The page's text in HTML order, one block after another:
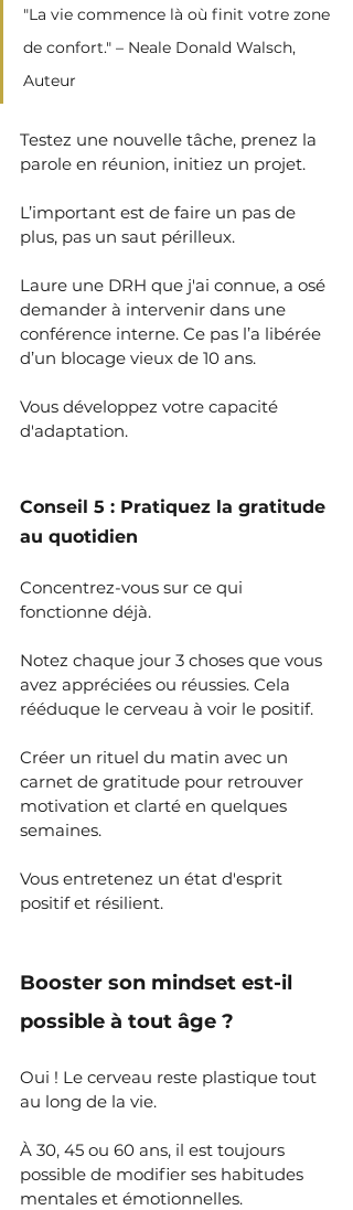
"La vie commence là où finit votre zone
de confort." – Neale Donald Walsch,
Auteur
Testez une nouvelle tâche, prenez la
parole en réunion, initiez un projet.
L’important est de faire un pas de
plus, pas un saut périlleux.
Laure une DRH que j'ai connue, a osé
demander à intervenir dans une
conférence interne. Ce pas l’a libérée
d’un blocage vieux de 10 ans.
Vous développez votre capacité
d'adaptation.
Conseil 5 : Pratiquez la gratitude
au quotidien
Concentrez-vous sur ce qui
fonctionne déjà.
Notez chaque jour 3 choses que vous
avez appréciées ou réussies. Cela
rééduque le cerveau à voir le positif.
Créer un rituel du matin avec un
carnet de gratitude pour retrouver
motivation et clarté en quelques
semaines.
Vous entretenez un état d'esprit
positif et résilient.
Booster son mindset est-il
possible à tout âge ?
Oui ! Le cerveau reste plastique tout
au long de la vie.
À 30, 45 ou 60 ans, il est toujours
possible de modifier ses habitudes
mentales et émotionnelles.